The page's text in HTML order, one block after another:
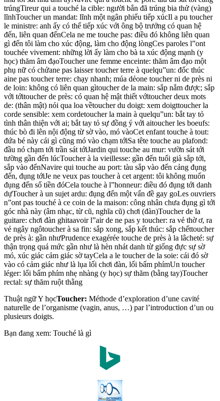
trúngTireur qui a touché la cible: người bắn đã trúng bia thử (vàng)
lĩnhToucher un mandat: lĩnh một ngân phiếu tiếp xúcIl a pu toucher
le ministre: anh ấy có thể tiếp xúc với ông bộ trưởng có quan hệ
đến, liên quan đếnCela ne me touche pas: điều đó không liên quan
gì đến tôi làm cho xúc động, làm cho động lòngCes paroles l”ont
touchée vivement: những lời ấy làm cho bà ta xúc động mạnh (y
học) thăm âm đạoToucher une femme enceinte: thăm âm đạo một
phụ nữ có chửane pas laisser toucher terre à quelqu”un: đốc thúc
aine pas toucher terre: chạy nhanh; múa dẻone toucher ni de près ni
de loin: không có liên quan gìtoucher de la main: sắp nắm được; sắp
với tớitoucher de près: có quan hệ mật thiết vớitoucher deux mots
de: (thân mật) nói qua loa vềtoucher du doigt: xem doigttoucher la
corde sensible: xem cordetoucher la main à quelqu”un: bắt tay tỏ
tình thân thiện với ai; bắt tay tỏ sự đồng ý với aitoucher les boeufs:
thúc bò đi lên nội động từ sờ vào, mó vàoCet enfant touche à tout:
đứa bé này cái gì cũng mó vào chạm tớiSa tête touche au plafond:
đầu nó chạm tới trần sát tớiJardin qui touche au mur: vườn sát tới
tường gần đến lúcToucher à la vieillesse: gần đến tuổi già sắp tới,
sắp vào đếnNavire qui touche au port: tàu sắp vào đến cảng đụng
đến, đụng tớiJe ne veux pas toucher à cet argent: tôi không muốn
đụng đến số tiền đóCela touche à l”honneur: điều đó đụng tới danh
dựToucher à un sujet ardu: đụng đến một vấn đề gay goLes ouvriers
n”ont pas touché à ce coin de la maison: công nhân chưa đụng gì tới
góc nhà này (âm nhạc, từ cũ, nghĩa cũ) chơi (đàn)Toucher de la
guitare: chơi đàn ghitaavoir l”air de ne pas y toucher: ra vẻ thờ ơ, ra
vẻ ngây ngôtoucher à sa fin: sắp xong, sắp kết thúc: sắp chếttoucher
de près à: gần nhưPrudence exagérée touche de près à la lâcheté: sự
thận trọng quá mức gần như là hèn nhát danh từ giống đực sự sờ
mó, xúc giác cảm giác sờ tayCela a le toucher de la soie: cái đó sờ
vào có cảm giác như là lụa lối chơi đàn, lối bấm phímUn toucher
léger: lối bấm phím nhẹ nhàng (y học) sự thăm (bằng tay)Toucher
rectal: sự thăm ruột thằng
Thuật ngữ Y họcToucher: Méthode d’exploration d’une cavité
naturelle de l’organisme (vagin, anus, …) par l’introduction d’un ou
plusieurs doigts.
Bạn đang xem: Touché là gì